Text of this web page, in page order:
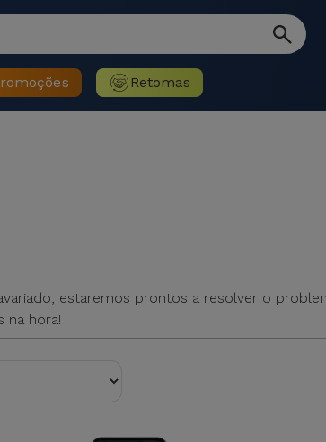
Retomas
estaremos prontos a resolver o
na hora!